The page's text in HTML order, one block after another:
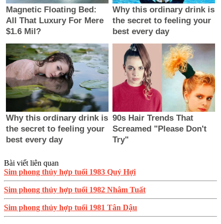
Bài viết liên quan
Sim phong thủy hợp tuổi 1983 Quý Hợi
Sim phong thủy hợp tuổi 1982 Nhâm Tuất
Sim phong thủy hợp tuổi 1981 Tân Dậu